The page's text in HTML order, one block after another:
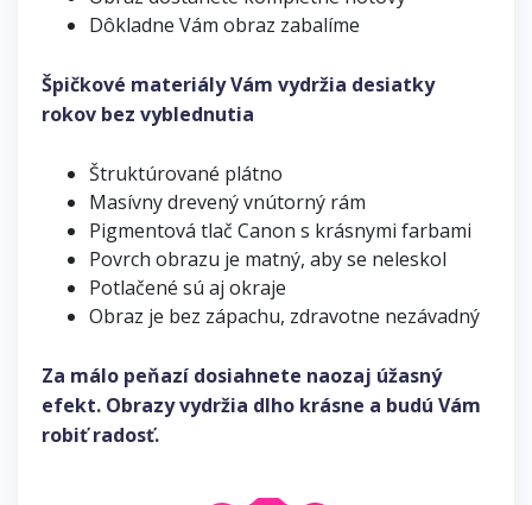
Dôkladne Vám obraz zabalíme
Špičkové materiály Vám vydržia desiatky
rokov bez vyblednutia
Štruktúrované plátno
Masívny drevený vnútorný rám
Pigmentová tlač Canon s krásnymi farbami
Povrch obrazu je matný, aby se neleskol
Potlačené sú aj okraje
Obraz je bez zápachu, zdravotne nezávadný
Za málo peňazí dosiahnete naozaj úžasný
efekt. Obrazy vydržia dlho krásne a budú Vám
robiť radosť.